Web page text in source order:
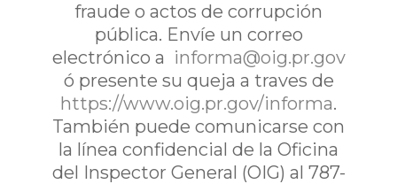
fraude o actos de corrupción
pública. Envíe un correo
electrónico a informa@oig.pr.gov
ó presente su queja a traves de
https://www.oig.pr.gov/informa.
También puede comunicarse con
la línea confidencial de la Oficina
del Inspector General (OIG) al 787-